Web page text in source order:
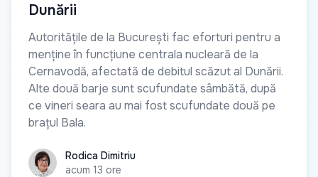
Dunării
Autoritățile de la București fac eforturi pentru a
menține în funcțiune centrala nucleară de la
Cernavodă, afectată de debitul scăzut al Dunării.
Alte două barje sunt scufundate sâmbătă, după
ce vineri seara au mai fost scufundate două pe
brațul Bala.
Rodica Dimitriu
Rodica Dimitriu
acum 13 ore